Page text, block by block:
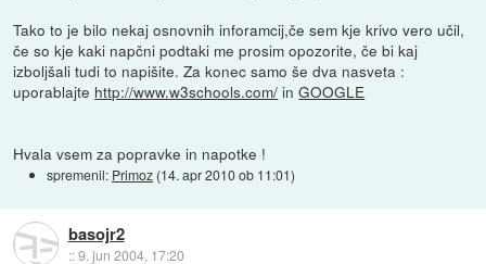
Tako to je bilo nekaj osnovnih inforamcij,če sem kje krivo vero učil,
če so kje kaki napčni podtaki me prosim opozorite, če bi kaj
izboljšali tudi to napišite. Za konec samo še dva nasveta :
uporablajte http://www.w3schools.com/ inGOOGLE
Hvala vsem za popravke in napotke !
spremenil: Primoz (14. apr 2010 ob 11:01)
basojr2
::9. jun 2004, 17:20